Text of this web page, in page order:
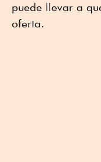
puede llevar a
oferta.